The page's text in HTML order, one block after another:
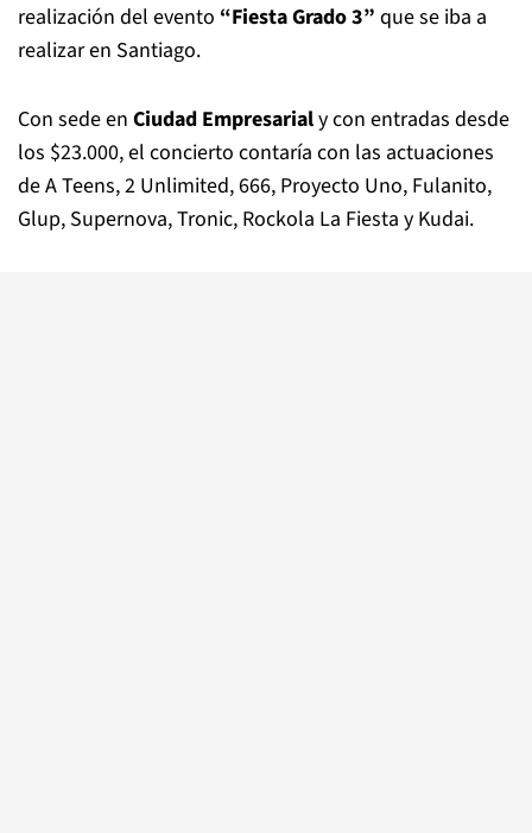
realización del evento “Fiesta Grado 3” que se iba a
realizar en Santiago.
Con sede en Ciudad Empresarialy con entradas desde
los $23.000, el concierto contaría con las actuaciones
de A Teens, 2 Unlimited, 666, Proyecto Uno, Fulanito,
Glup, Supernova, Tronic, Rockola La Fiesta y Kudai.